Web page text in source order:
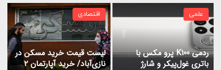
علمی
ردمی K100 پرو مکس با
باتری غول‌پیکر و شارژ
اقتصادی
لیست قیمت خرید مسکن در
نازی‌آباد/ خرید آپارتمان ۲